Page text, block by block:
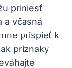
priniesť
a včasná
prispieť k
príznaky